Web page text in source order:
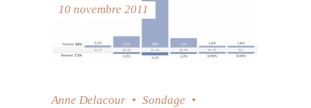
10 novembre 2011
Anne Delacour
Sondage